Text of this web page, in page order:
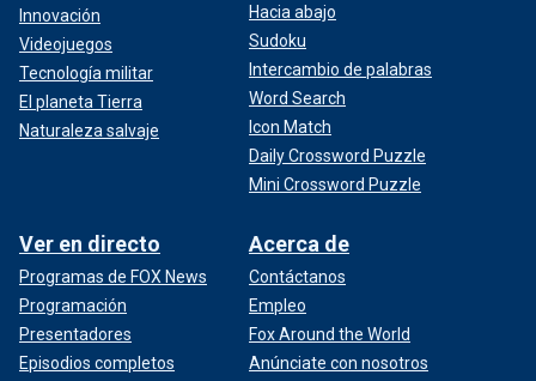
Innovación
Videojuegos
Tecnología militar
El planeta Tierra
Naturaleza salvaje
Hacia abajo
Sudoku
Intercambio de palabras
Word Search
Icon Match
Daily Crossword Puzzle
Mini Crossword Puzzle
Ver en directo
Programas de FOX News
Programación
Presentadores
Episodios completos
Acerca de
Contáctanos
Empleo
Fox Around the World
Anúnciate con nosotros